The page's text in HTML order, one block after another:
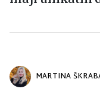
MARTINA